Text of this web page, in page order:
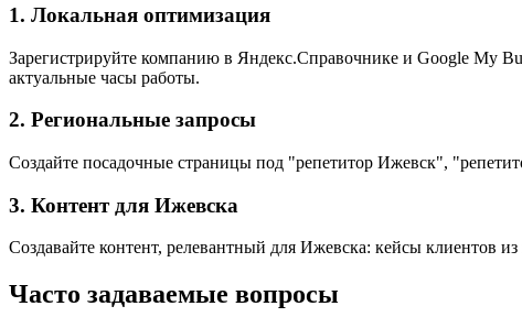
1. Локальная оптимизация
Зарегистрируйте компанию в Яндекс.Справочнике и Google My
актуальные часы работы.
2. Региональные запросы
Создайте посадочные страницы под "репетитор Ижевск",
3. Контент для Ижевска
Создавайте контент, релевантный для Ижевска: кейсы клиентов
Часто задаваемые вопросы